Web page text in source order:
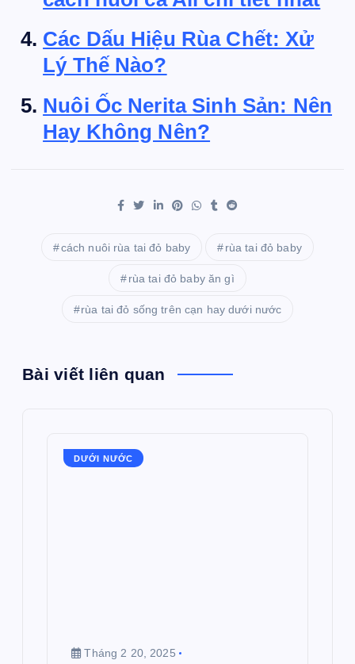
Các Dấu Hiệu Rùa Chết: Xử
Lý Thế Nào?
Nuôi Ốc Nerita Sinh Sản: Nên
Hay Không Nên?
cách nuôi rùa tai đỏ baby rùa tai đỏ baby
rùa tai đỏ baby ăn gì
rùa tai đỏ sống trên cạn hay dưới nước
Bài viết liên quan
DƯỚI NƯỚC
Tháng 2 20, 2025